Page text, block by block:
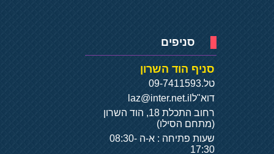
סניפים
סניף הוד השרון
טל.09-7411593
דוא"ל laz@inter.net.il
רחוב התכלת 18, הוד השרון
(מתחם הסילו)
שעות פתיחה : א-ה 08:30-
17:30